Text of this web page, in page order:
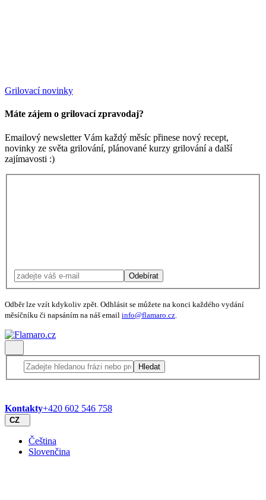
Grilovací novinky
Máte zájem o grilovací zpravodaj?
Emailový newsletter Vám každý měsíc přinese nový recept,
novinky ze světa grilování, plánované kurzy grilování a další
zajímavosti :)
Odebírat
Odběr lze vzít kdykoliv zpět. Odhlásit se můžete na konci každého vydání
měsíčníku či napsáním na náš email info@flamaro.cz.
Hledat
Kontakty+420 602 546 758
CZ
Čeština
Slovenčina